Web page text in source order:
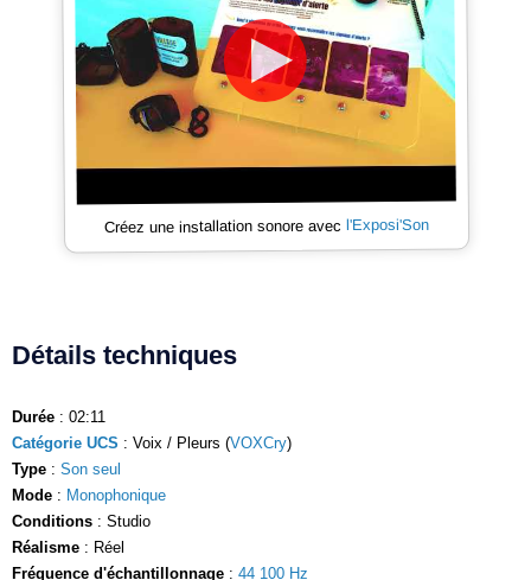
Créez une installation sonore avecl'Exposi'Son
Détails techniques
Durée : 02:11
Catégorie UCS : Voix / Pleurs (VOXCry)
Type : Son seul
Mode : Monophonique
Conditions : Studio
Réalisme : Réel
Fréquence d'échantillonnage : 44 100 Hz